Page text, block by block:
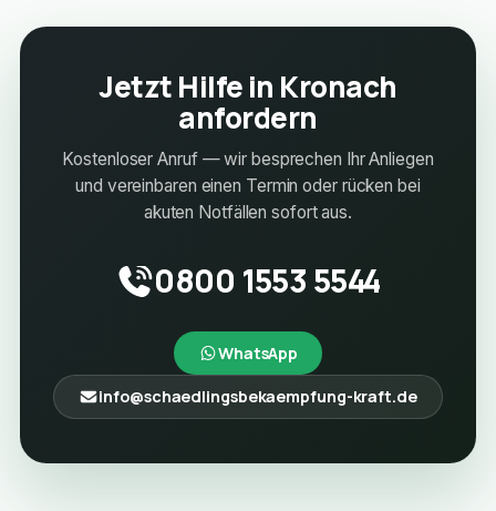
Jetzt Hilfe in Kronach
anfordern
Kostenloser Anruf — wir besprechen Ihr Anliegen
und vereinbaren einen Termin oder rücken bei
akuten Notfällen sofort aus.
0800 1553 5544
WhatsApp
info@schaedlingsbekaempfung-kraft.de